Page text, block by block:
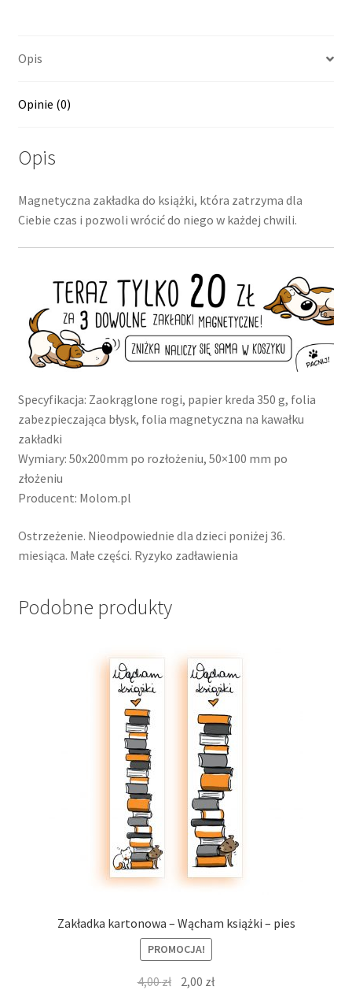
Opis
Opinie (0)
Opis
Magnetyczna zakładka do książki, która zatrzyma dla
Ciebie czas i pozwoli wrócić do niego w każdej chwili.
Specyfikacja: Zaokrąglone rogi, papier kreda 350 g, folia
zabezpieczająca błysk, folia magnetyczna na kawałku
zakładki
Wymiary: 50x200mm po rozłożeniu, 50×100 mm po
złożeniu
Producent: Molom.pl
Ostrzeżenie. Nieodpowiednie dla dzieci poniżej 36.
miesiąca. Małe części. Ryzyko zadławienia
Podobne produkty
Zakładka kartonowa – Wącham książki – pies
PROMOCJA!
4,00zł Pierwotna
2,00 złAktualna